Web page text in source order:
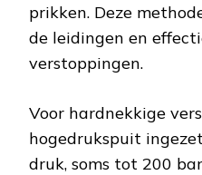
prikken. Deze
de leidingen en
verstoppingen.
Voor hardnekkige
hogedrukspuit
druk, soms tot 200